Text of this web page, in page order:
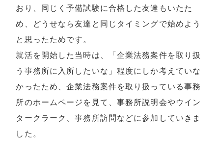
おり、同じく予備試験に合格した友達もいたた
め、どうせなら友達と同じタイミングで始めよう
と思ったためです。
就活を開始した当時は、「企業法務案件を取り扱
う事務所に入所したいな」程度にしか考えていな
かったため、企業法務案件を取り扱っている事務
所のホームページを見て、事務所説明会やウイン
タークラーク、事務所訪問などに参加していきま
した。